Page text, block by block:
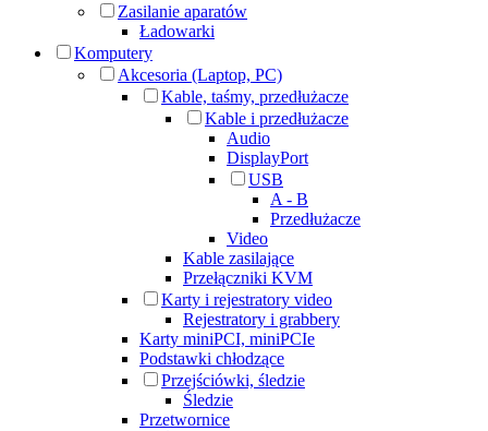
Zasilanie aparatów
Ładowarki
Komputery
Akcesoria (Laptop, PC)
Kable, taśmy, przedłużacze
Kable i przedłużacze
Audio
DisplayPort
USB
A - B
Przedłużacze
Video
Kable zasilające
Przełączniki KVM
Karty i rejestratory video
Rejestratory i grabbery
Karty miniPCI, miniPCIe
Podstawki chłodzące
Przejściówki, śledzie
Śledzie
Przetwornice